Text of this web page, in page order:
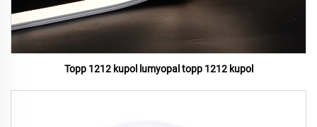
Topp 1212 kupol lumyopal topp 1212 kupol